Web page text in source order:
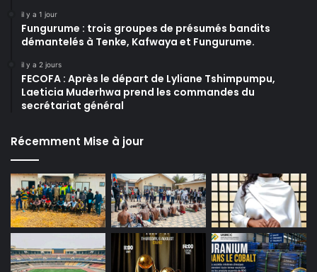
il y a 1 jour
Fungurume : trois groupes de présumés bandits
démantelés à Tenke, Kafwaya et Fungurume.
il y a 2 jours
FECOFA : Après le départ de Lyliane Tshimpumpu,
Laeticia Muderhwa prend les commandes du
secrétariat général
Récemment Mise à jour